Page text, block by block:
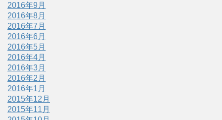
2016年9月
2016年8月
2016年7月
2016年6月
2016年5月
2016年4月
2016年3月
2016年2月
2016年1月
2015年12月
2015年11月